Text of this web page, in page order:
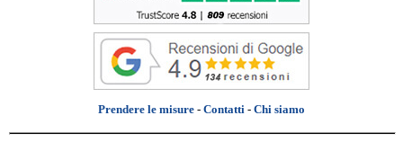
Prendere le misure - Contatti - Chi siamo